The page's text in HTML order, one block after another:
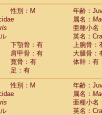
性別：M
年齢：
属名：
亜種小名
英名：
下顎骨：有
上腕骨：
肩甲骨：有
大腿骨：
寛骨：有
体幹：有
足：有
性別：M
年齢：
属名：
亜種小名
英名：